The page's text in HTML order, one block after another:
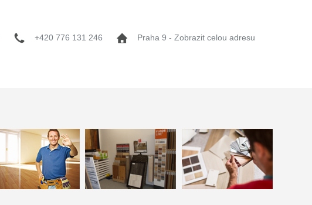
+420 776 131 246 Praha 9 - Zobrazit celou adresu